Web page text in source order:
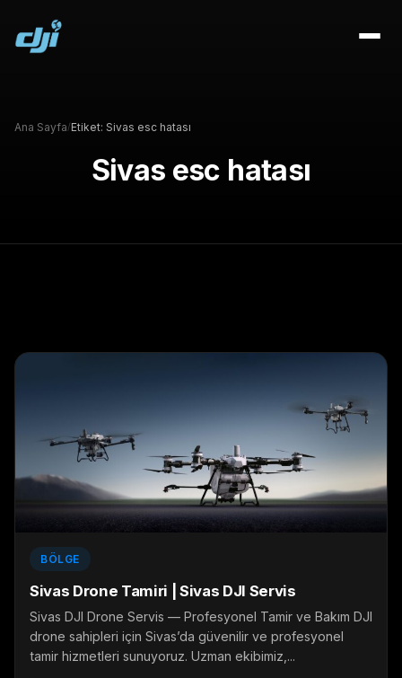
Ana Sayfa/Etiket: Sivas esc hatası
Sivas esc hatası
BÖLGE
Sivas Drone Tamiri | Sivas DJI Servis
Sivas DJI Drone Servis — Profesyonel Tamir ve Bakım DJI
drone sahipleri için Sivas’da güvenilir ve profesyonel
tamir hizmetleri sunuyoruz. Uzman ekibimiz,...